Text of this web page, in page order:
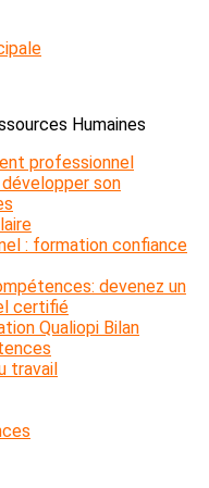
Humaines
professionnel
son
: formation confiance
devenez un
certifié
Qualiopi Bilan
travail